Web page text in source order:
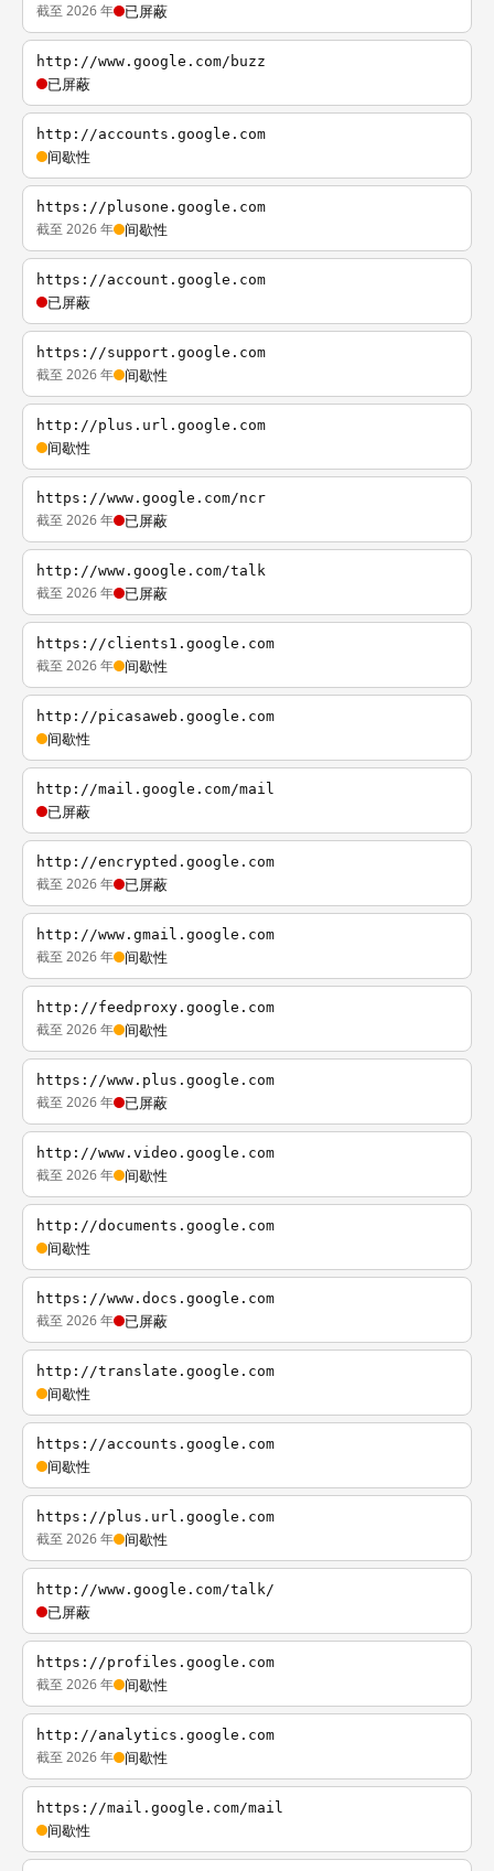
截至 2026 年 已屏蔽
http://www.google.com/buzz
已屏蔽
http://accounts.google.com
间歇性
https://plusone.google.com
截至 2026 年 间歇性
https://account.google.com
已屏蔽
https://support.google.com
截至 2026 年 间歇性
http://plus.url.google.com
间歇性
https://www.google.com/ncr
截至 2026 年 已屏蔽
http://www.google.com/talk
截至 2026 年 已屏蔽
https://clients1.google.com
截至 2026 年 间歇性
http://picasaweb.google.com
间歇性
http://mail.google.com/mail
已屏蔽
http://encrypted.google.com
截至 2026 年 已屏蔽
http://www.gmail.google.com
截至 2026 年 间歇性
http://feedproxy.google.com
截至 2026 年 间歇性
https://www.plus.google.com
截至 2026 年 已屏蔽
http://www.video.google.com
截至 2026 年 间歇性
http://documents.google.com
间歇性
https://www.docs.google.com
截至 2026 年 已屏蔽
http://translate.google.com
间歇性
https://accounts.google.com
间歇性
https://plus.url.google.com
截至 2026 年 间歇性
http://www.google.com/talk/
已屏蔽
https://profiles.google.com
截至 2026 年 间歇性
http://analytics.google.com
截至 2026 年 间歇性
https://mail.google.com/mail
间歇性